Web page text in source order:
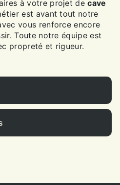
à votre projet decave
est avant tout notre
vous renforce encore
Toute notre équipe est
propreté et rigueur.